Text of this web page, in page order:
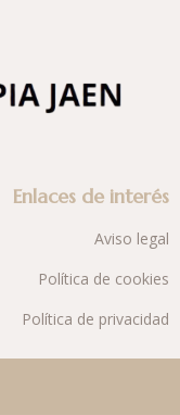
Enlaces de interés
Aviso legal
Política de cookies
Política de privacidad